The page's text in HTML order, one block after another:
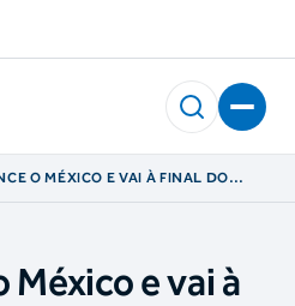
O MÉXICO E VAI À FINAL DO
México e vai à